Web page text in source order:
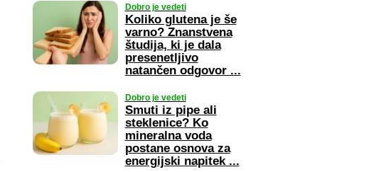
Dobro je vedeti
Koliko glutena je še
varno? Znanstvena
študija, ki je dala
presenetljivo
natančen odgovor ...
Dobro je vedeti
Smuti iz pipe ali
steklenice? Ko
mineralna voda
postane osnova za
energijski napitek ...